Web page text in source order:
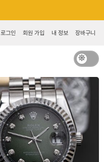
로그인 회원 가입 내 정보 장바구니